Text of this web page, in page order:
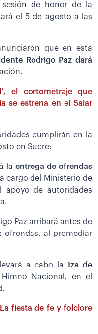
de honor de la
el 5 de agosto a las
que en esta
Rodrigo Paz dará
el cortometraje que
se estrena en el Salar
cumplirán en la
en Sucre:
laentrega de ofrendas
cargo del Ministerio de
apoyo de autoridades
Paz arribará antes de
ofrendas, al promediar
a cabo la
Iza de
Nacional, en el
fiesta de fe y folclore